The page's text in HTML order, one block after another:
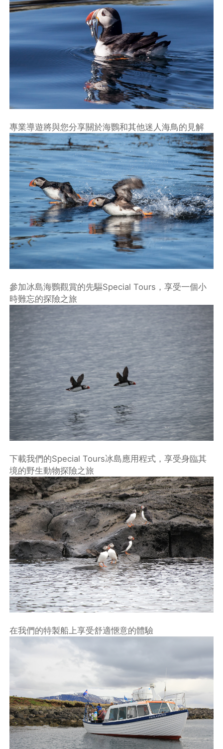
專業導遊將與您分享關於海鸚和其他迷人海鳥的見解
參加冰島海鸚觀賞的先驅Special Tours，享受一個小
時難忘的探險之旅
下載我們的Special Tours冰島應用程式，享受身臨其
境的野生動物探險之旅
在我們的特製船上享受舒適愜意的體驗